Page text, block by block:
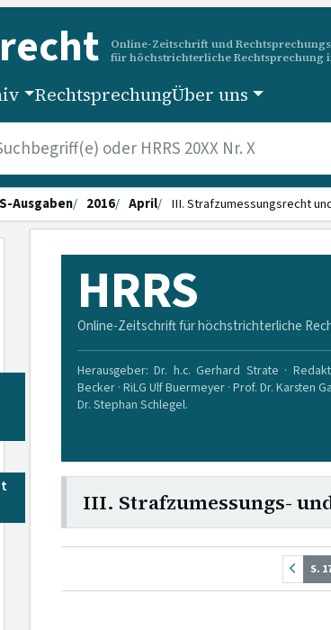
Online-Zeitschrift und
für höchstrichterliche Rechtsprechung
RechtsprechungÜber uns
Ausgaben 2016 April III. Strafzumessungsrecht
HRRS
Online-Zeitschrift für höchstrichterliche
Herausgeber: Dr. h.c. Gerhard Strate ·
Becker · RiLG Ulf Buermeyer · Prof. Dr. Karsten
Dr. Stephan Schlegel.
III. Strafzumessungs-
S.